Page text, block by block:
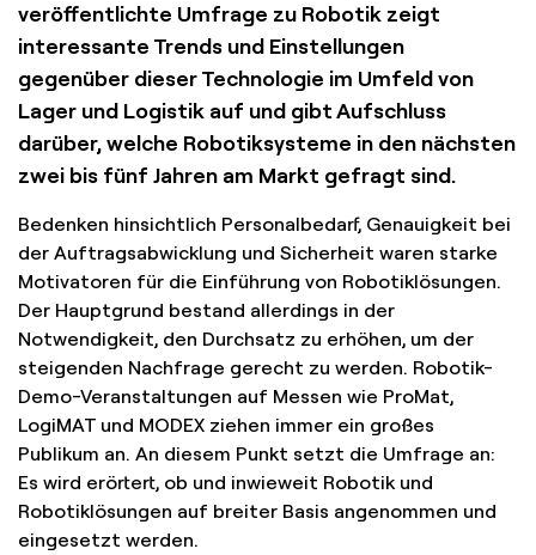
veröffentlichte Umfrage zu Robotik zeigt
interessante Trends und Einstellungen
gegenüber dieser Technologie im Umfeld von
Lager und Logistik auf und gibt Aufschluss
darüber, welche Robotiksysteme in den nächsten
zwei bis fünf Jahren am Markt gefragt sind.
Bedenken hinsichtlich Personalbedarf, Genauigkeit bei
der Auftragsabwicklung und Sicherheit waren starke
Motivatoren für die Einführung von Robotiklösungen.
Der Hauptgrund bestand allerdings in der
Notwendigkeit, den Durchsatz zu erhöhen, um der
steigenden Nachfrage gerecht zu werden. Robotik-
Demo-Veranstaltungen auf Messen wie ProMat,
LogiMAT und MODEX ziehen immer ein großes
Publikum an. An diesem Punkt setzt die Umfrage an:
Es wird erörtert, ob und inwieweit Robotik und
Robotiklösungen auf breiter Basis angenommen und
eingesetzt werden.